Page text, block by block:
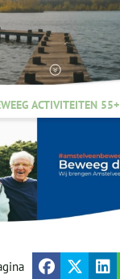
ACTIVITEITEN 55+